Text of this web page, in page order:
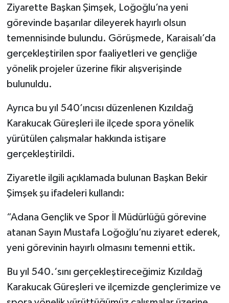
Ziyarette Başkan Şimşek, Loğoğlu’na yeni
görevinde başarılar dileyerek hayırlı olsun
temennisinde bulundu. Görüşmede, Karaisalı’da
gerçekleştirilen spor faaliyetleri ve gençliğe
yönelik projeler üzerine fikir alışverişinde
bulunuldu.
Ayrıca bu yıl 540’ıncısı düzenlenen Kızıldağ
Karakucak Güreşleri ile ilçede spora yönelik
yürütülen çalışmalar hakkında istişare
gerçekleştirildi.
Ziyaretle ilgili açıklamada bulunan Başkan Bekir
Şimşek şu ifadeleri kullandı:
“Adana Gençlik ve Spor İl Müdürlüğü görevine
atanan Sayın Mustafa Loğoğlu’nu ziyaret ederek,
yeni görevinin hayırlı olmasını temenni ettik.
Bu yıl 540.‘sını gerçekleştireceğimiz Kızıldağ
Karakucak Güreşleri ve ilçemizde gençlerimize ve